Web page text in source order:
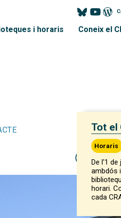
i horaris Coneix el
Tot el
Horaris
De l'1 de
ambdós
horari.
cada